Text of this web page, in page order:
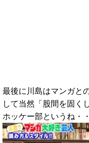
最後に川島はマンガと
して当然「股間を固く
ホッケー部というね・